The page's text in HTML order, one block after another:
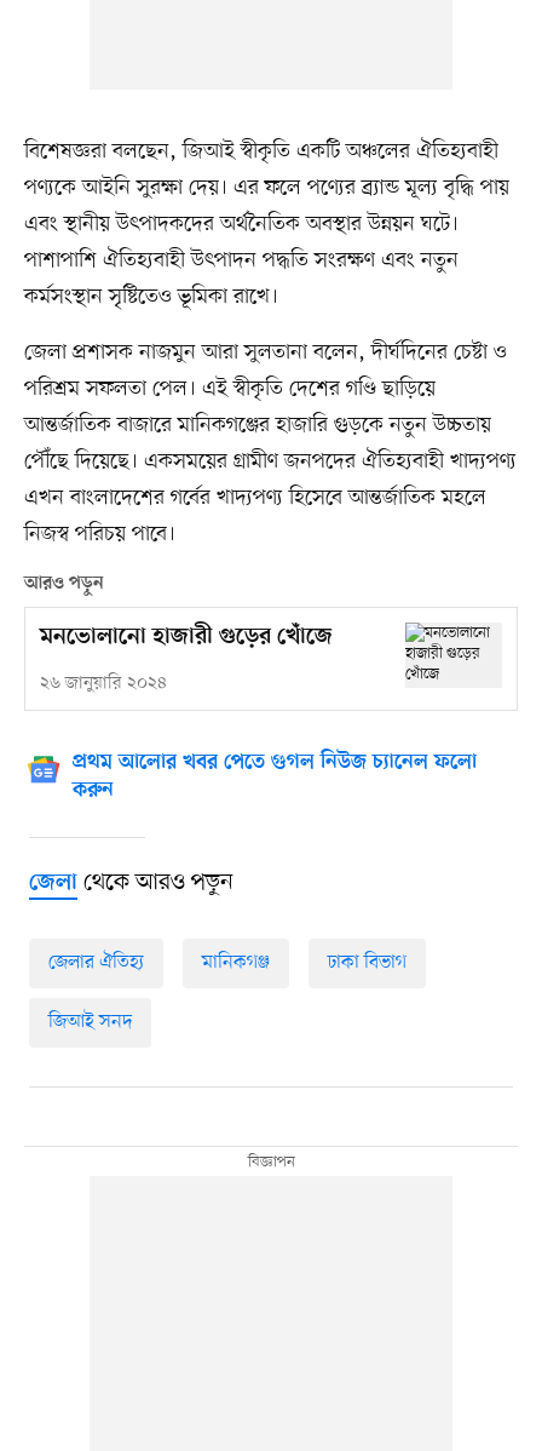
বিশেষজ্ঞরা বলছেন, জিআই স্বীকৃতি একটি অঞ্চলের ঐতিহ্যবাহী
পণ্যকে আইনি সুরক্ষা দেয়। এর ফলে পণ্যের ব্র্যান্ড মূল্য বৃদ্ধি পায়
এবং স্থানীয় উৎপাদকদের অর্থনৈতিক অবস্থার উন্নয়ন ঘটে।
পাশাপাশি ঐতিহ্যবাহী উৎপাদন পদ্ধতি সংরক্ষণ এবং নতুন
কর্মসংস্থান সৃষ্টিতেও ভূমিকা রাখে।
জেলা প্রশাসক নাজমুন আরা সুলতানা বলেন, দীর্ঘদিনের চেষ্টা ও
পরিশ্রম সফলতা পেল। এই স্বীকৃতি দেশের গণ্ডি ছাড়িয়ে
আন্তর্জাতিক বাজারে মানিকগঞ্জের হাজারি গুড়কে নতুন উচ্চতায়
পৌঁছে দিয়েছে। একসময়ের গ্রামীণ জনপদের ঐতিহ্যবাহী খাদ্যপণ্য
এখন বাংলাদেশের গর্বের খাদ্যপণ্য হিসেবে আন্তর্জাতিক মহলে
নিজস্ব পরিচয় পাবে।
আরও পড়ুন
মনভোলানো হাজারী গুড়ের খোঁজে
২৬ জানুয়ারি ২০২৪
প্রথম আলোর খবর পেতে গুগল নিউজ চ্যানেল ফলো
করুন
জেলাথেকে আরও পড়ুন
জেলার ঐতিহ্য মানিকগঞ্জ ঢাকা বিভাগ
জিআই সনদ